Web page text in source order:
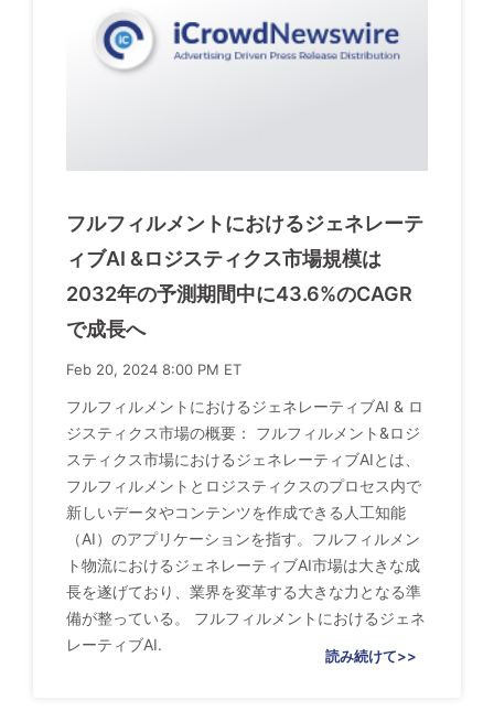
フルフィルメントにおけるジェネレーテ
ィブAI &ロジスティクス市場規模は
2032年の予測期間中に43.6%のCAGR
で成長へ
Feb 20, 2024 8:00 PM ET
フルフィルメントにおけるジェネレーティブAI & ロ
ジスティクス市場の概要： フルフィルメント&ロジ
スティクス市場におけるジェネレーティブAIとは、
フルフィルメントとロジスティクスのプロセス内で
新しいデータやコンテンツを作成できる人工知能
（AI）のアプリケーションを指す。フルフィルメン
ト物流におけるジェネレーティブAI市場は大きな成
長を遂げており、業界を変革する大きな力となる準
備が整っている。 フルフィルメントにおけるジェネ
レーティブAI.
読み続けて>>